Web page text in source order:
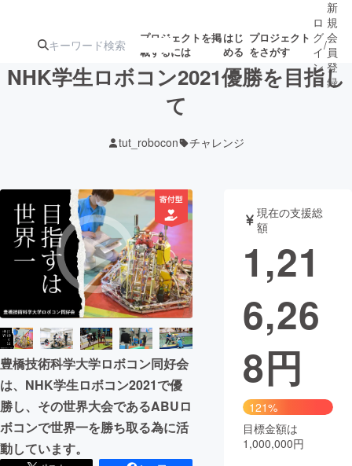
プロジェクトを掲
載するには
はじ
める
プロジェクト
をさがす
ジェクト
ロジェクト
アート・写真 音楽
テクノロジー・ガジェット ゲーム・サ
映像・映画
ビジネス・起業
まちづくり・地域活性化
CAMPFIRE for Social Good
CAMPFIRE Creation
CAMPFIREふるさと納税
コミュニティ
ロ
グ
イ
ン
/
新
規
会
員
登
録
NHK学生ロボコン2021優勝を目指し
て
tut_robocon チャレンジ
豊橋技術科学大学ロボコン同好会
は、NHK学生ロボコン2021で優
勝し、その世界大会であるABUロ
ボコンで世界一を勝ち取る為に活
動しています。
現在の支援総
額
1,21
6,26
8円
121%
目標金額は
1,000,000円